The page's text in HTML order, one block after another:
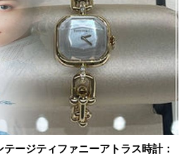
テージティファニーアトラス時計：